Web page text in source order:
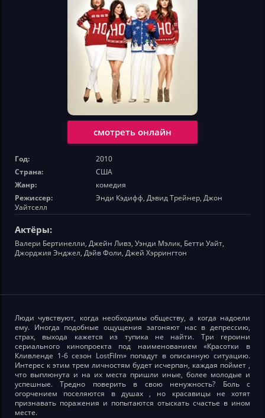
смотреть онлайн
Год:
2010
Страна:
США
Жанр:
комедия
Режиссер:
Энди Кэдифф, Дэвид Трейнер, Джон
Уайтселл
Актёры:
Валери Бертинелли, Джейн Ливз, Уэнди Мэлик, Бетти Уайт,
Джорджия Энджел, Дэйв Фоли, Джей Хэррингтон
Люди чувствуют, когда необходимы обществу, а когда надоели
ему. Иногда подобные ощущения загоняют нас в депрессию,
страх, выхода кажется из тупика не найти. Три героини
сериального кинопроекта под наименованием «Красотки в
Кливленде 1-6 сезон LostFilm» попадут в описанную ситуацию.
Интерес к этим трем личностям будет исчерпан, каждая поймет ,
что выплюнута и на их места пришли иные, более молодые и
успешные. Тредно поверить в свою ненужность? Боль с
огорчением поселяются в душах , но красавицы не хотят
признавать поражения и попытаются отыскать счастье в ином
месте.